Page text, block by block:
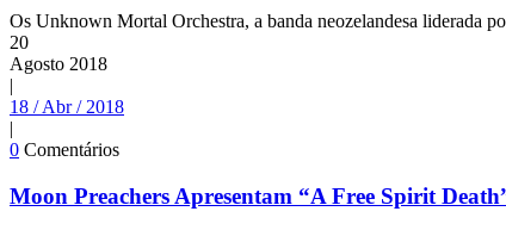
Os Unknown Mortal Orchestra, a banda neozelandesa liderada
20
Agosto 2018
|
18 / Abr / 2018
|
0 Comentários
Moon Preachers Apresentam “A Free Spirit